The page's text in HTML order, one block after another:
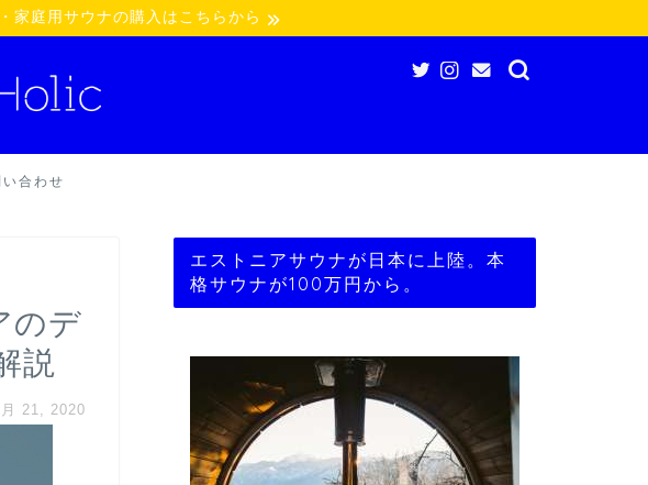
家庭用サウナの購入はこちらから
い合わせ
のデ
説
21, 2020
エストニアサウナが日本に上陸。本
格サウナが100万円から。